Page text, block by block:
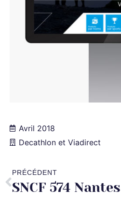
Avril 2018
Decathlon et Viadirect
PRÉCÉDENT
SNCF 574 Nantes